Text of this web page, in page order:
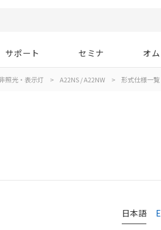
サポート セミナ オ
照光・表示灯 > A22NS / A22NW > 形式仕様一覧
日本語